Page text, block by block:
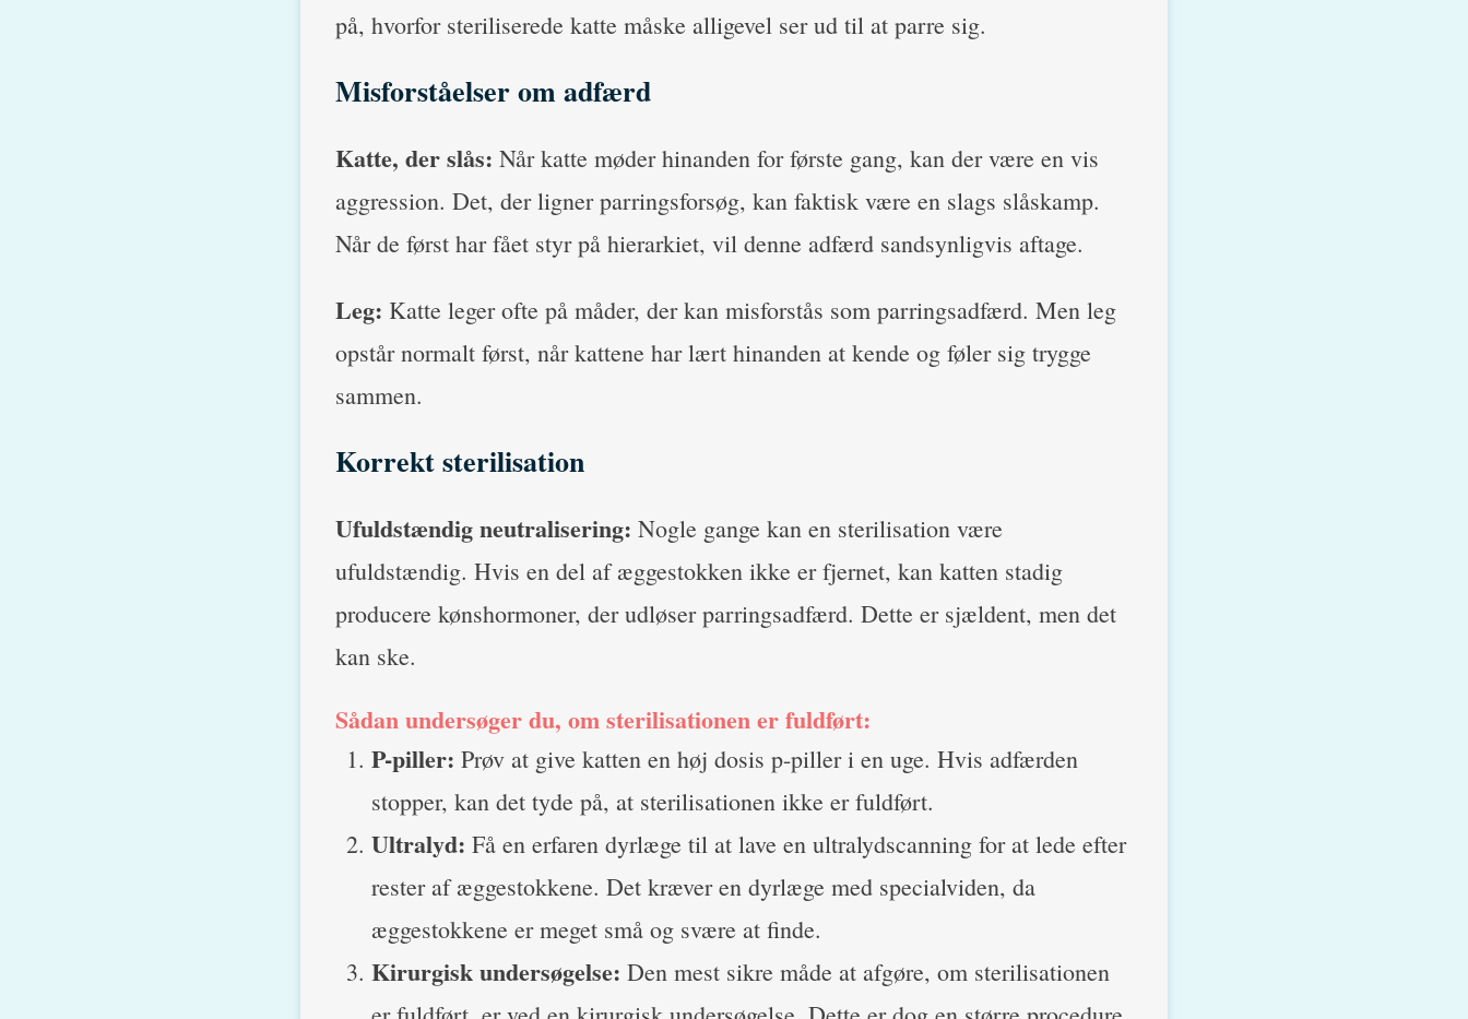
på, hvorfor steriliserede katte måske alligevel ser ud til at parre sig.
Misforståelser om adfærd
Katte, der slås: Når katte møder hinanden for første gang, kan der være en vis
aggression. Det, der ligner parringsforsøg, kan faktisk være en slags slåskamp.
Når de først har fået styr på hierarkiet, vil denne adfærd sandsynligvis aftage.
Leg: Katte leger ofte på måder, der kan misforstås som parringsadfærd. Men leg
opstår normalt først, når kattene har lært hinanden at kende og føler sig trygge
sammen.
Korrekt sterilisation
Ufuldstændig neutralisering: Nogle gange kan en sterilisation være
ufuldstændig. Hvis en del af æggestokken ikke er fjernet, kan katten stadig
producere kønshormoner, der udløser parringsadfærd. Dette er sjældent, men det
kan ske.
Sådan undersøger du, om sterilisationen er fuldført:
P-piller: Prøv at give katten en høj dosis p-piller i en uge. Hvis adfærden
stopper, kan det tyde på, at sterilisationen ikke er fuldført.
Ultralyd: Få en erfaren dyrlæge til at lave en ultralydscanning for at lede efter
rester af æggestokkene. Det kræver en dyrlæge med specialviden, da
æggestokkene er meget små og svære at finde.
Kirurgisk undersøgelse: Den mest sikre måde at afgøre, om sterilisationen